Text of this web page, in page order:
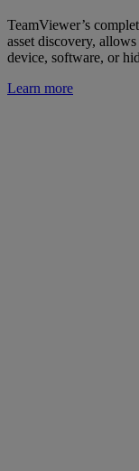
TeamViewer’s
asset discovery,
device, software, or
Learn more